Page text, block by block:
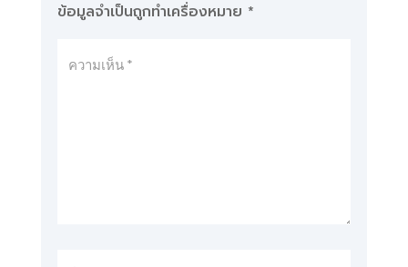
ข้อมูลจำเป็นถูกทำเครื่องหมาย *